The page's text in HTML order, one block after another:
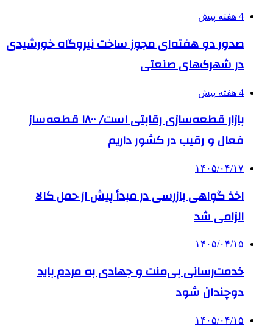
4 هفته پیش
صدور دو هفته‌ای مجوز ساخت نیروگاه خورشیدی
در شهرک‌های صنعتی
4 هفته پیش
بازار قطعه‌سازی رقابتی است/ ۱۸۰۰ قطعه‌ساز
فعال و رقیب در کشور داریم
۱۴۰۵/۰۴/۱۷
اخذ گواهی بازرسی در مبدأ پیش از حمل کالا
الزامی شد
۱۴۰۵/۰۴/۱۵
خدمت‌رسانی بی‌منت و جهادی به مردم باید
دوچندان شود
۱۴۰۵/۰۴/۱۵